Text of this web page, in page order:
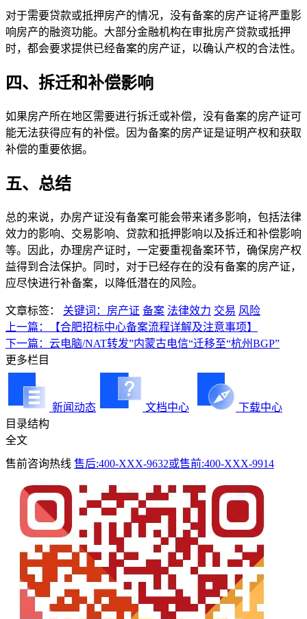
对于需要贷款或抵押房产的情况，没有备案的房产证将严重影
响房产的融资功能。大部分金融机构在审批房产贷款或抵押
时，都会要求提供已经备案的房产证，以确认产权的合法性。
四、拆迁和补偿影响
如果房产所在地区需要进行拆迁或补偿，没有备案的房产证可
能无法获得应有的补偿。因为备案的房产证是证明产权和获取
补偿的重要依据。
五、总结
总的来说，办房产证没有备案可能会带来诸多影响，包括法律
效力的影响、交易影响、贷款和抵押影响以及拆迁和补偿影响
等。因此，办理房产证时，一定要重视备案环节，确保房产权
益得到合法保护。同时，对于已经存在的没有备案的房产证，
应尽快进行补备案，以降低潜在的风险。
文章标签： 关键词：房产证 备案 法律效力 交易 风险
上一篇：【合肥招标中心备案流程详解及注意事项】
下一篇：云电脑/NAT转发”内蒙古电信“迁移至“杭州BGP”
更多栏目
新闻动态 文档中心
下载中心
目录结构
全文
售前咨询热线 售后:400-XXX-9632或售前:400-XXX-9914